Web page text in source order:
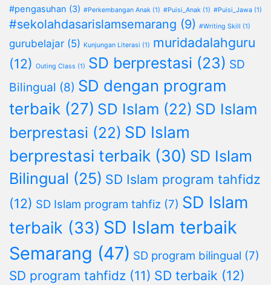
#pengasuhan (3) #Perkembangan Anak (1) #Puisi_Anak (1) #Puisi_Jawa (1)
#sekolahdasarislamsemarang (9) #Writing Skill (1)
gurubelajar (5) Kunjungan Literasi (1) muridadalahguru
(12) Outing Class (1) SD berprestasi (23) SD
Bilingual (8) SD dengan program
terbaik (27) SD Islam (22) SD Islam
berprestasi (22) SD Islam
berprestasi terbaik (30) SD Islam
Bilingual (25) SD Islam program tahfidz
(12) SD Islam program tahfiz (7) SD Islam
terbaik (33) SD Islam terbaik
Semarang (47) SD program bilingual (7)
SD program tahfidz (11) SD terbaik (12)